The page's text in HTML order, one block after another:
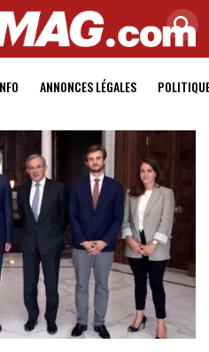
ANNONCES LÉGALES